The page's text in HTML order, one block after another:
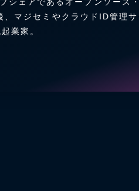
、マジセミやクラウドID管理
業家。